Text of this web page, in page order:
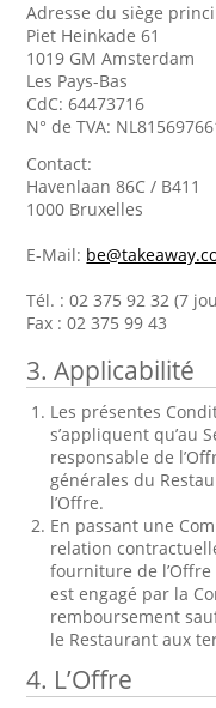
Adresse du siège
Piet Heinkade 61
1019 GM Amsterdam
Les Pays-Bas
CdC: 64473716
N° de TVA:
Contact:
Havenlaan 86C / B411
1000 Bruxelles
E-Mail:
Tél. : 02 375 92 32 (7
Fax : 02 375 99 43
3. Applicabilité
Les présentes
s’appliquent qu’au
responsable de
générales du
l’Offre.
En passant une
relation
fourniture de
est engagé par la
remboursement
le Restaurant aux
4. L’Offre